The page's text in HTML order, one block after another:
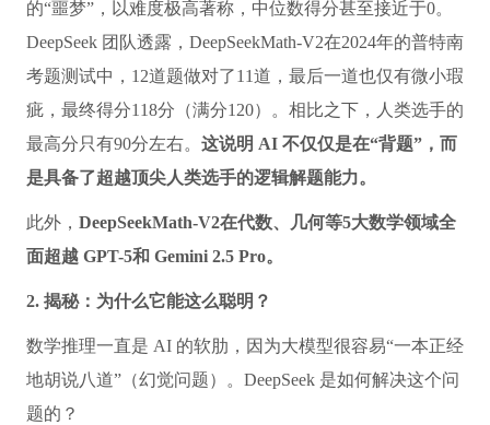
的“噩梦”，以难度极高著称，中位数得分甚至接近于0。
DeepSeek 团队透露，DeepSeekMath-V2在2024年的普特南
考题测试中，12道题做对了11道，最后一道也仅有微小瑕
疵，最终得分118分（满分120）。相比之下，人类选手的
最高分只有90分左右。 这说明 AI 不仅仅是在“背题”，而
是具备了超越顶尖人类选手的逻辑解题能力。
此外， DeepSeekMath-V2在代数、几何等5大数学领域全
面超越 GPT-5和 Gemini 2.5 Pro。
2. 揭秘：为什么它能这么聪明？
数学推理一直是 AI 的软肋，因为大模型很容易“一本正经
地胡说八道”（幻觉问题）。DeepSeek 是如何解决这个问
题的？